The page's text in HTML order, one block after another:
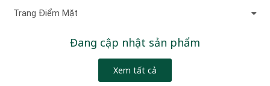
Trang Điểm Mặt
Đang cập nhật sản phẩm
Xem tất cả